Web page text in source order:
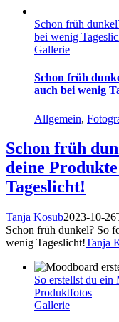
Schon früh
bei wenig
Gallerie
Schon früh
auch bei wenig
Allgemein,
Schon früh
deine
Tageslicht!
Tanja Kosub2023-10-
Schon früh dunkel? So
wenig Tageslicht!Tanja
So erstellst du ein
Produktfotos
Gallerie